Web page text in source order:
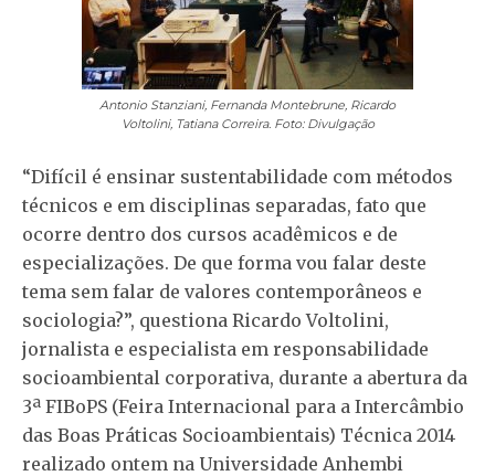
Antonio Stanziani, Fernanda Montebrune, Ricardo
Voltolini, Tatiana Correira. Foto: Divulgação
“Difícil é ensinar sustentabilidade com métodos
técnicos e em disciplinas separadas, fato que
ocorre dentro dos cursos acadêmicos e de
especializações. De que forma vou falar deste
tema sem falar de valores contemporâneos e
sociologia?”, questiona Ricardo Voltolini,
jornalista e especialista em responsabilidade
socioambiental corporativa, durante a abertura da
3ª FIBoPS (Feira Internacional para a Intercâmbio
das Boas Práticas Socioambientais) Técnica 2014
realizado ontem na Universidade Anhembi